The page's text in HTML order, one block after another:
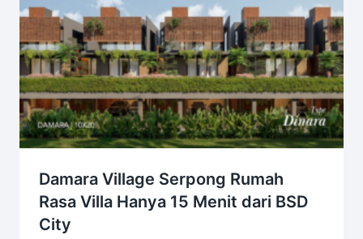
Damara Village Serpong Rumah
Rasa Villa Hanya 15 Menit dari BSD
City